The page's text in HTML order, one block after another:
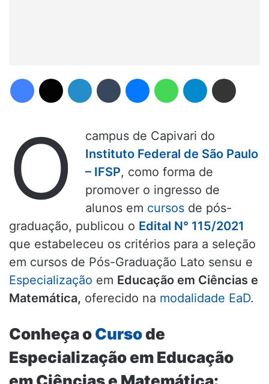
O
campus de Capivari do
Instituto Federal de São Paulo
– IFSP, como forma de
promover o ingresso de
alunos em cursos de pós-
graduação, publicou o Edital N° 115/2021
que estabeleceu os critérios para a seleção
em cursos de Pós-Graduação Lato sensu e
Especialização em Educação em Ciências e
Matemática, oferecido na modalidade EaD.
Conheça oCursode
Especialização em Educação